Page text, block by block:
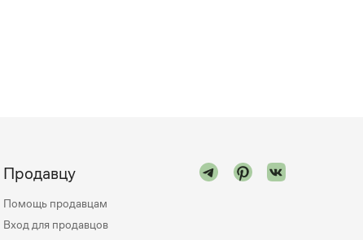
Продавцу
Помощь продавцам
Вход для продавцов